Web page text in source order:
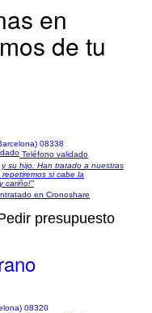
en
de tu
08338
Teléfono validado
su hijo. Han tratado a nuestras
si cabe la
cariño!"
en Cronoshare
presupuesto
08320